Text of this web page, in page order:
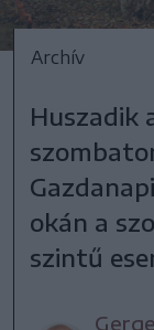
Archív
Huszadik
okán a
szintű